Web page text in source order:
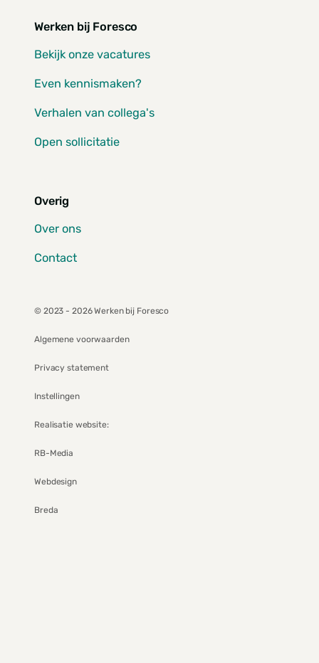
Werken bij Foresco
Bekijk onze vacatures
Even kennismaken?
Verhalen van collega's
Open sollicitatie
Overig
Over ons
Contact
© 2023 - 2026 Werken bij Foresco
Algemene voorwaarden
Privacy statement
Instellingen
Realisatie website:
RB-Media
Webdesign
Breda